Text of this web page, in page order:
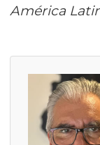
América